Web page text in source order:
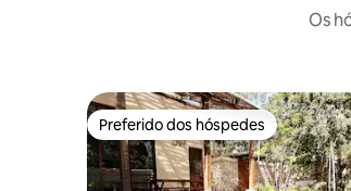
Os
Preferido dos hóspedes
Preferido dos hóspedes